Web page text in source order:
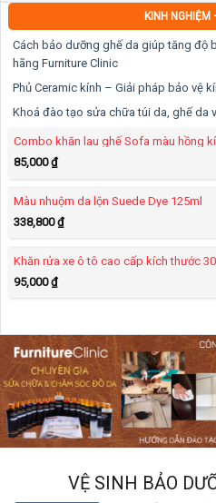
KINH NGHIỆM
Cách bảo dưỡng ghế da giúp tăng độ
hãng Furniture Clinic
Phủ Ceramic kính – Giải pháp bảo vệ
Khoá đào tạo sửa chữa túi da, ghế da
Combo khăn lau ghế Sofa màu hồng
85,000₫
Màu nhuộm da lộn Suede Dye 125ml
338,800₫
Khăn rửa xe ô tô cao cấp kích thước
95,000₫
VỆ SINH BẢO